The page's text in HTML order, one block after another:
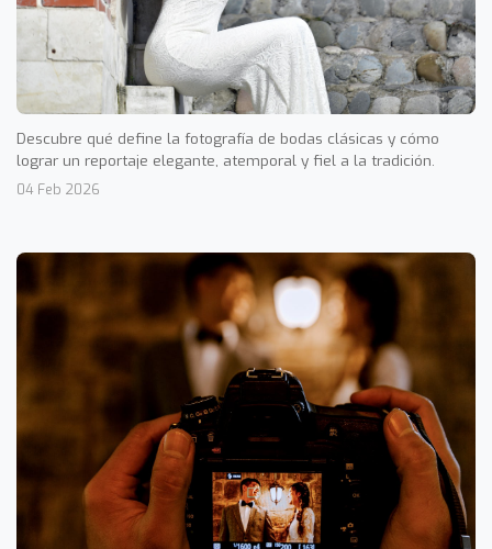
Descubre qué define la fotografía de bodas clásicas y cómo
lograr un reportaje elegante, atemporal y fiel a la tradición.
04 Feb 2026